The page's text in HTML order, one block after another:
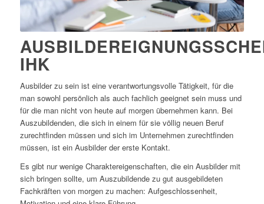
IHK
Ausbilderzu sein ist eine verantwortungsvolle Tätigkeit, fürdie
man sowohl persönlich als auch fachlich geeignet sein muss und
fürdie man nicht von heute auf morgen übernehmen kann. Bei
Auszubildenden, die sich in einem fürsie völlig neuen Beruf
zurechtfinden müssen und sich im Unternehmen zurechtfinden
müssen, ist ein Ausbilderdererste Kontakt.
Es gibt nurwenige Charaktereigenschaften, die ein Ausbilder mit
sich bringen sollte, um Auszubildende zu gut ausgebildeten
Fachkräften von morgen zu machen: Aufgeschlossenheit,